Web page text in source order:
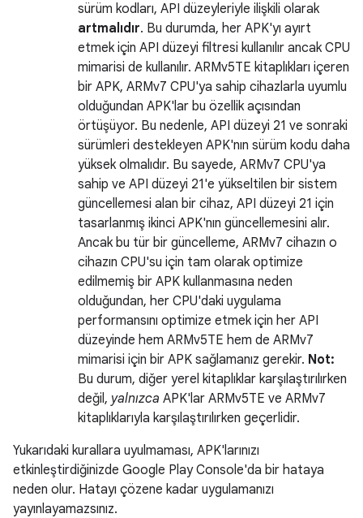
sürüm kodları, API düzeyleriyle ilişkili olarak
artmalıdır. Bu durumda, her APK'yı ayırt
etmek için API düzeyi filtresi kullanılır ancak CPU
mimarisi de kullanılır. ARMv5TE kitaplıkları içeren
bir APK, ARMv7 CPU'ya sahip cihazlarla uyumlu
olduğundan APK'lar bu özellik açısından
örtüşüyor. Bu nedenle, API düzeyi 21 ve sonraki
sürümleri destekleyen APK'nın sürüm kodu daha
yüksek olmalıdır. Bu sayede, ARMv7 CPU'ya
sahip ve API düzeyi 21'e yükseltilen bir sistem
güncellemesi alan bir cihaz, API düzeyi 21 için
tasarlanmış ikinci APK'nın güncellemesini alır.
Ancak bu tür bir güncelleme, ARMv7 cihazın o
cihazın CPU'su için tam olarak optimize
edilmemiş bir APK kullanmasına neden
olduğundan, her CPU'daki uygulama
performansını optimize etmek için her API
düzeyinde hem ARMv5TE hem de ARMv7
mimarisi için bir APK sağlamanız gerekir. Not:
Bu durum, diğer yerel kitaplıklar karşılaştırılırken
değil, yalnızca APK'lar ARMv5TE ve ARMv7
kitaplıklarıyla karşılaştırılırken geçerlidir.
Yukarıdaki kurallara uyulmaması, APK'larınızı
etkinleştirdiğinizde Google Play Console'da bir hataya
neden olur. Hatayı çözene kadar uygulamanızı
yayınlayamazsınız.